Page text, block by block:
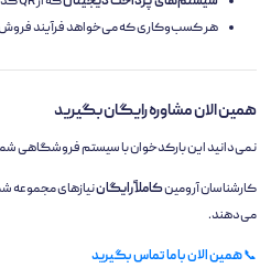
هر کسب‌وکاری که می‌خواهد فرآیند فروش
همین الان مشاوره رایگان بگیرید
نمی‌دانید این بارکدخوان با سیستم فروشگاهی
کارشناسان آرومینکاملاً رایگاننیازهای مجموعه
می‌دهند.
📞همین الان با ما تماس بگیرید